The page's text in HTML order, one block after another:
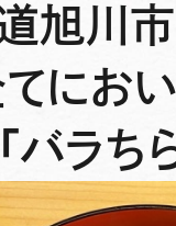
旭川
にお
バラち